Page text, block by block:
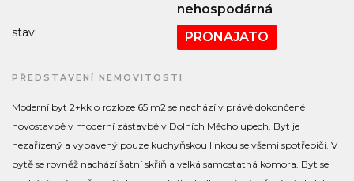
nehospodárná
stav: PRONAJATO
PŘEDSTAVENÍ NEMOVITOSTI
Moderní byt 2+kk o rozloze 65 m2 se nachází v právě dokončené
novostavbě v moderní zástavbě v Dolních Měcholupech. Byt je
nezařízený a vybavený pouze kuchyňskou linkou se všemi spotřebiči. V
bytě se rovněž nachází šatní skříň a velká samostatná komora. Byt se